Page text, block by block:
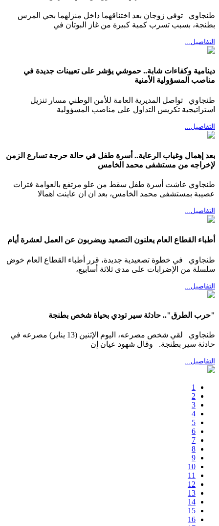
طنجاوي توفي زوجان بعد اختناقهما داخل منزلهما بحي المرس
بطنجة، بسبب تسرب كمية كبيرة من غاز البوتان في
التفاصيل...
دينامية وكفاءات شابة.. حموشي يؤشر على تعيينات جديدة في
مناصب المسؤولية الأمنية
طنجاوي تواصل المديرية العامة للأمن الوطني مسار تنزيل
استراتيجية تكريس التداول على مناصب المسؤولية
التفاصيل...
بعد إهمال وغياب الرعاية.. أسرة طفل في حالة حرجة تسارع الزمن
لإخراجه من مستشفى محمد الخامس
طنجاوي عاشت أسرة طفل سقط من علو مرتفع بالعوامة فترات
عصيبة بمستشفى محمد الخامس، بعد ان ان عاينت اهمالا
التفاصيل...
أطباء القطاع العام يعلنون التصعيد ويضربون عن العمل لعشرة أيام
طنجاوي في خطوة تصعيدية جديدة، قرر أطباء القطاع العام خوض
سلسلة من الإضرابات على مدى ثلاثة أسابيع،
التفاصيل...
"حرب الطرق".. حادثة سير تودي بحياة شخص بطنجة
طنجاوي لقي شخص مصرعه، اليوم الإثنين (13 يناير) مصرعه في
حادثة سير بطنجة. وقال شهود عيان إن
التفاصيل...
1
2
3
4
5
6
7
8
9
10
11
12
13
14
15
16